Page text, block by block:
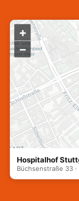
+
–
Hospitalhof
Büchsenstraße 33